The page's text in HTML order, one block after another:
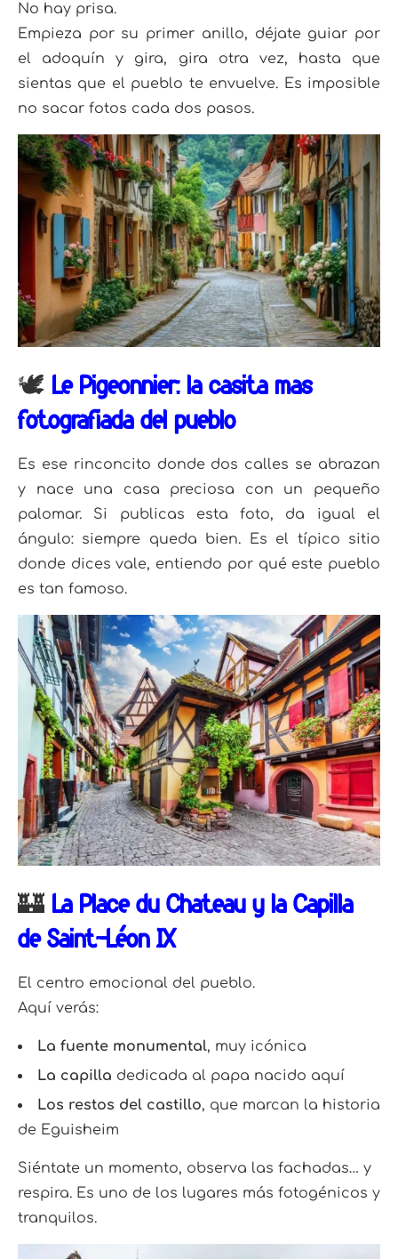
No hay prisa.
Empieza por su primer anillo, déjate guiar por
el adoquín y gira, gira otra vez, hasta que
sientas que el pueblo te envuelve. Es imposible
no sacar fotos cada dos pasos.
🕊 Le Pigeonnier: la casita más
fotografiada del pueblo
Es ese rinconcito donde dos calles se abrazan
y nace una casa preciosa con un pequeño
palomar. Si publicas esta foto, da igual el
ángulo: siempre queda bien. Es el típico sitio
donde dices vale, entiendo por qué este pueblo
es tan famoso.
🏰 La Place du Château y la Capilla
de Saint-Léon IX
El centro emocional del pueblo.
Aquí verás:
La fuente monumental, muy icónica
La capilla dedicada al papa nacido aquí
Los restos del castillo, que marcan la historia
de Eguisheim
Siéntate un momento, observa las fachadas… y
respira. Es uno de los lugares más fotogénicos y
tranquilos.